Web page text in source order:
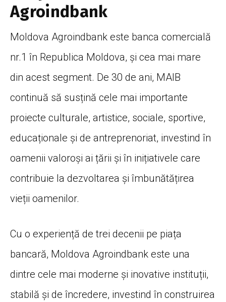
Agroindbank
Moldova Agroindbank este banca comercială
nr.1 în Republica Moldova, și cea mai mare
din acest segment. De 30 de ani, MAIB
continuă să susțină cele mai importante
proiecte culturale, artistice, sociale, sportive,
educaționale și de antreprenoriat, investind în
oamenii valoroși ai țării și în inițiativele care
contribuie la dezvoltarea și îmbunătățirea
vieții oamenilor.
Cu o experiență de trei decenii pe piața
bancară, Moldova Agroindbank este una
dintre cele mai moderne și inovative instituții,
stabilă și de încredere, investind în construirea